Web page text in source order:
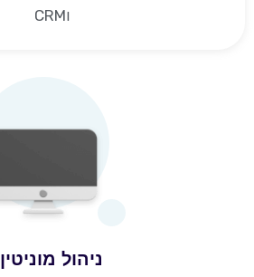
וCRM
ניהול מוניטין